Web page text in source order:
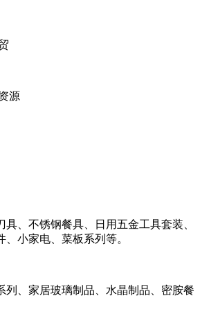
源
具、不锈钢餐具、日用五金工具套装、
小家电、菜板系列等。
列、家居玻璃制品、水晶制品、密胺餐